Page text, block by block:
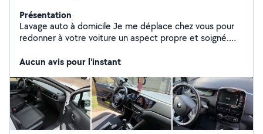
Présentation
Lavage auto à domicile Je me déplace chez vous pour
redonner à votre voiture un aspect propre et soigné.
efficace Contactez-moi pour réserver !
Aucun avis pour l'instant